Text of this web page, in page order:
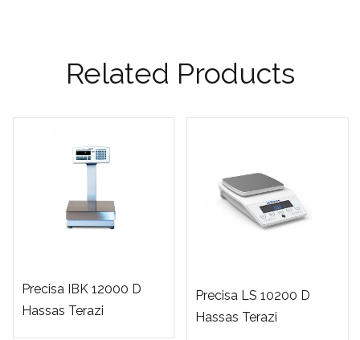
Related Products
Precisa IBK 12000 D
Hassas Terazi
Precisa LS 10200 D
Hassas Terazi